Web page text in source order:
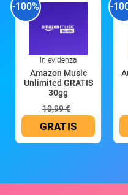
-100%
In evidenza
Amazon Music
Unlimited GRATIS
30gg
10,99 €
GRATIS
-